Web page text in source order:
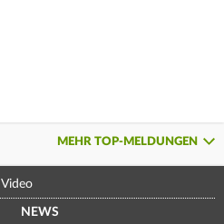
MEHR TOP-MELDUNGEN
Video
NEWS